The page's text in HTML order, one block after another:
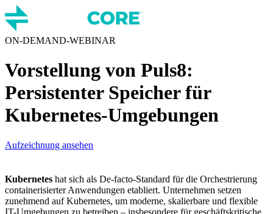
ON-DEMAND-WEBINAR
Vorstellung von Puls8:
Persistenter Speicher für
Kubernetes-Umgebungen
Aufzeichnung ansehen
Kubernetes hat sich als De-facto-Standard für die Orchestrierung
containerisierter Anwendungen etabliert. Unternehmen setzen
zunehmend auf Kubernetes, um moderne, skalierbare und flexible
IT-Umgebungen zu betreiben – insbesondere für geschäftskritische,